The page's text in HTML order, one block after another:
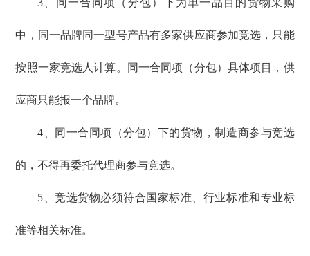
3、同一合同项（分包）下为单一品目的货物采购
中，同一品牌同一型号产品有多家供应商参加竞选，只能
按照一家竞选人计算。同一合同项（分包）具体项目，供
应商只能报一个品牌。
4、同一合同项（分包）下的货物，制造商参与竞选
的，不得再委托代理商参与竞选。
5、竞选货物必须符合国家标准、行业标准和专业标
准等相关标准。